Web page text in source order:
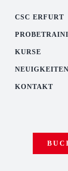
CSC ERFURT
KURSE
NEUIGKEITEN
KONTAKT